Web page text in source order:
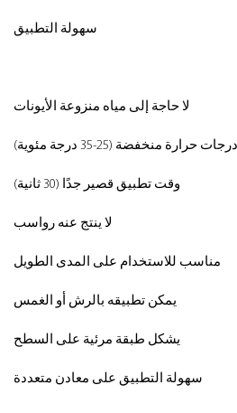
سهولة التطبيق
لا حاجة إلى مياه منزوعة الأيونات
منخفضة (25-35 درجة مئوية)
وقت تطبيق قصير جدًا (30 ثانية)
لا ينتج عنه رواسب
مناسب للاستخدام على المدى الطويل
يمكن تطبيقه بالرش أو الغمس
يشكل طبقة مرئية على السطح
سهولة التطبيق على معادن متعددة